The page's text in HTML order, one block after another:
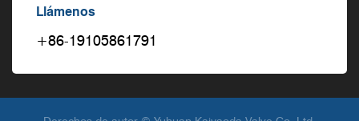
Llámenos
+86-19105861791